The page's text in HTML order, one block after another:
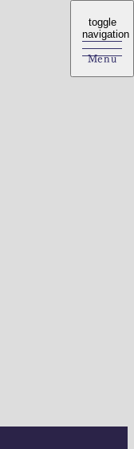
toggle
navigation
Menu
toggle
navigation
Menu